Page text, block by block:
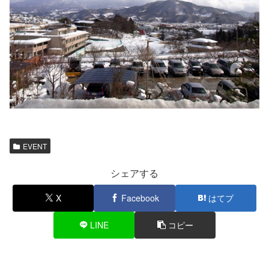
EVENT
シェアする
X Facebook はてブ
LINE コピー